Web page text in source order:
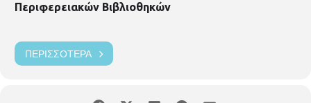
Περιφερειακών Βιβλιοθηκών
ΠΕΡΙΣΣΌΤΕΡΑ